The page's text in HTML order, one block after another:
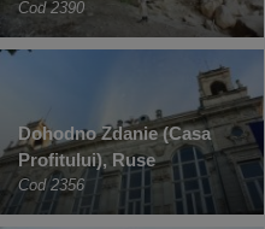
Cod 2390
Dohodno Zdanie (Casa
Profitului), Ruse
Cod 2356